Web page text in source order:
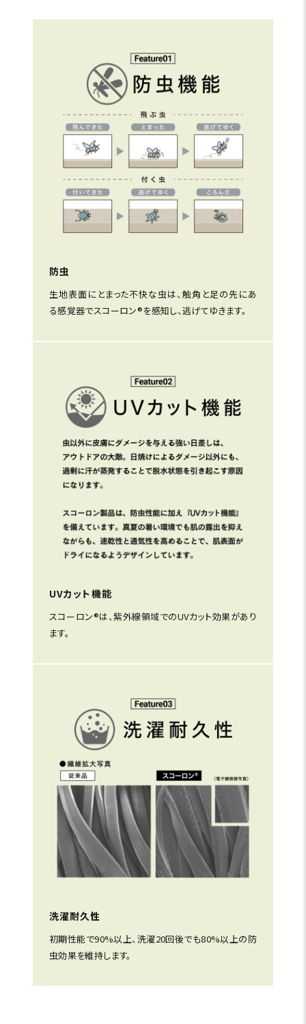
防虫
生地表面にとまった不快な虫は、触角と足の先にあ
る感覚器でスコーロン®を感知し、逃げてゆきます。
UVカット機能
スコーロン®は、紫外線領域でのUVカット効果があり
ます。
洗濯耐久性
初期性能で90%以上、洗濯20回後でも80%以上の防
虫効果を維持します。